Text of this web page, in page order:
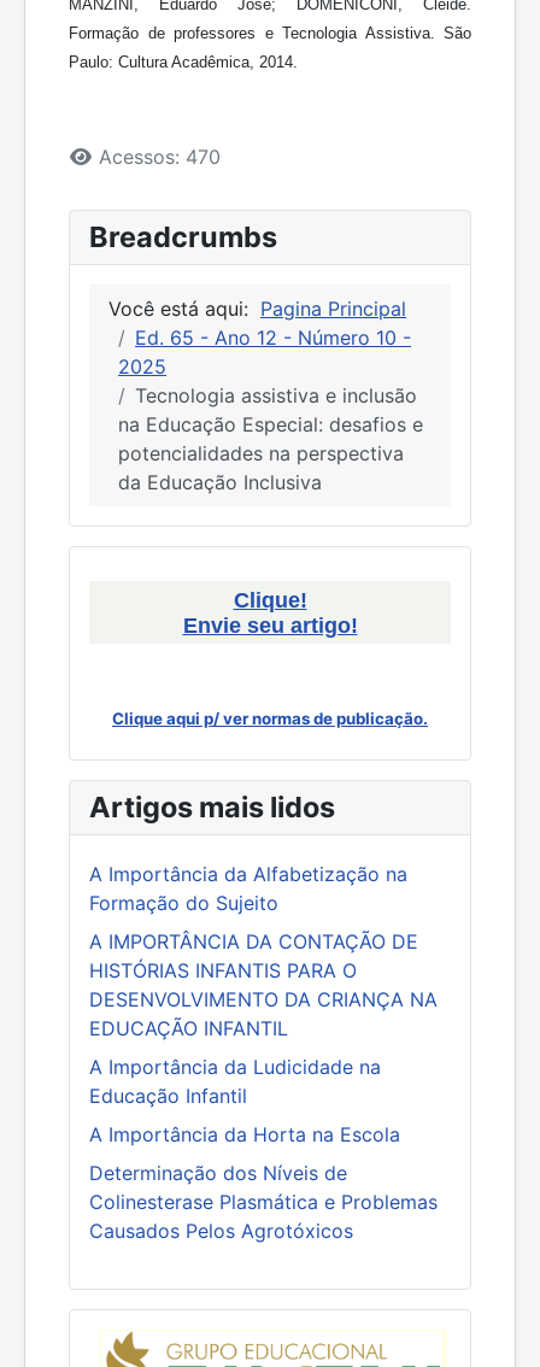
MANZINI, Eduardo José; DOMENICONI, Cleide.
Formação de professores e Tecnologia Assistiva. São
Paulo: Cultura Acadêmica, 2014.
Detalhes
Acessos: 470
Breadcrumbs
Você está aqui: Pagina Principal
Ed. 65 - Ano 12 - Número 10 -
2025
Tecnologia assistiva e inclusão
na Educação Especial: desafios e
potencialidades na perspectiva
da Educação Inclusiva
Clique!
Envie seu artigo!
Clique aqui p/ ver normas de publicação.
Artigos mais lidos
A Importância da Alfabetização na
Formação do Sujeito
A IMPORTÂNCIA DA CONTAÇÃO DE
HISTÓRIAS INFANTIS PARA O
DESENVOLVIMENTO DA CRIANÇA NA
EDUCAÇÃO INFANTIL
A Importância da Ludicidade na
Educação Infantil
A Importância da Horta na Escola
Determinação dos Níveis de
Colinesterase Plasmática e Problemas
Causados Pelos Agrotóxicos